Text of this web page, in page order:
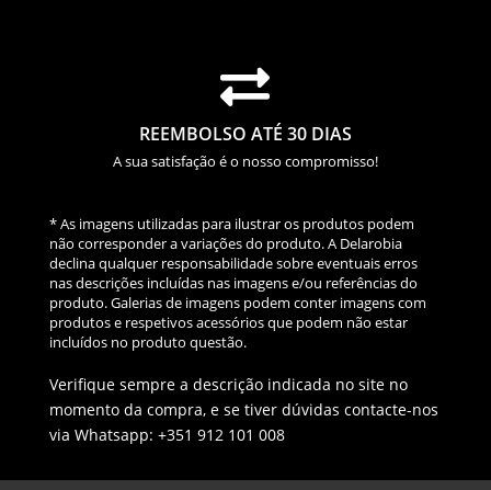

REEMBOLSO ATÉ 30 DIAS
A sua satisfação é o nosso compromisso!
* As imagens utilizadas para ilustrar os produtos podem
não corresponder a variações do produto. A Delarobia
declina qualquer responsabilidade sobre eventuais erros
nas descrições incluídas nas imagens e/ou referências do
produto. Galerias de imagens podem conter imagens com
produtos e respetivos acessórios que podem não estar
incluídos no produto questão.
Verifique sempre a descrição indicada no site no
momento da compra, e se tiver dúvidas contacte-nos
via Whatsapp: +351 912 101 008